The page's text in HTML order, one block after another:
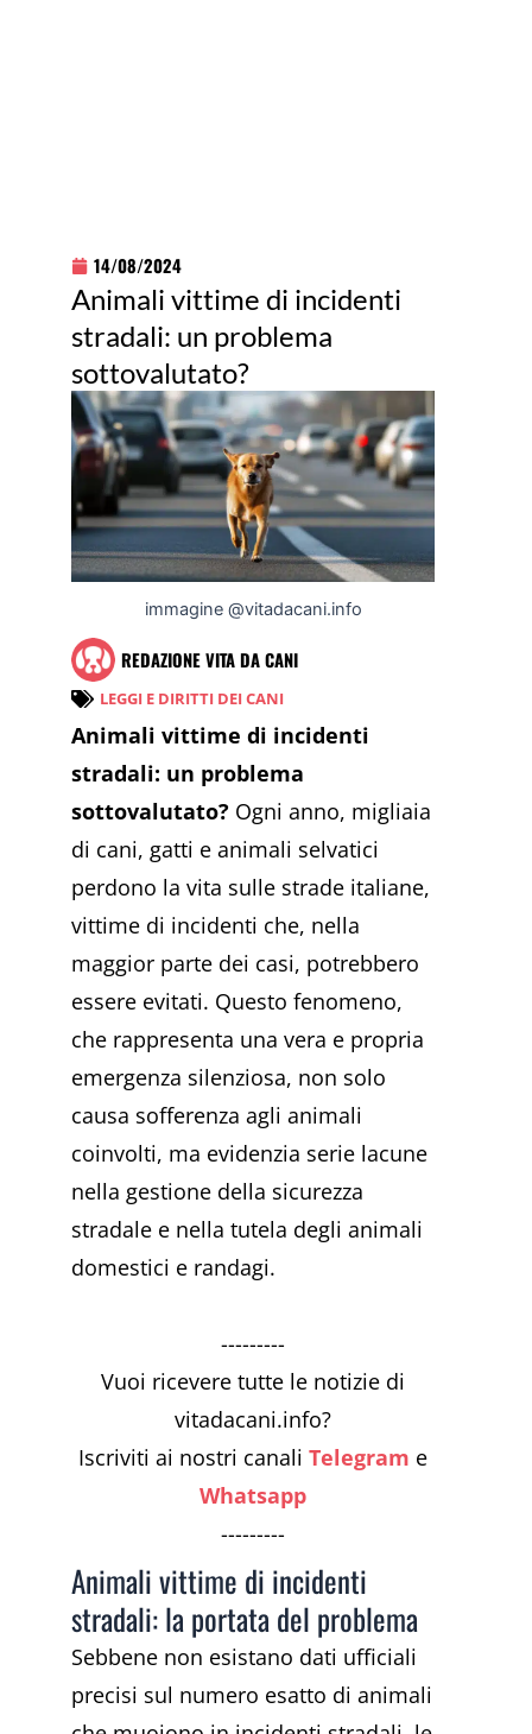
14/08/2024
Animali vittime di incidenti
stradali: un problema
sottovalutato?
immagine @vitadacani.info
REDAZIONE VITA DA CANI
LEGGI E DIRITTI DEI CANI
Animali vittime di incidenti
stradali: un problema
sottovalutato? Ogni anno, migliaia
di cani, gatti e animali selvatici
perdono la vita sulle strade italiane,
vittime di incidenti che, nella
maggior parte dei casi, potrebbero
essere evitati. Questo fenomeno,
che rappresenta una vera e propria
emergenza silenziosa, non solo
causa sofferenza agli animali
coinvolti, ma evidenzia serie lacune
nella gestione della sicurezza
stradale e nella tutela degli animali
domestici e randagi.
---------
Vuoi ricevere tutte le notizie di
vitadacani.info?
Iscriviti ai nostri canali Telegram e
Whatsapp
---------
Animali vittime di incidenti
stradali: la portata del problema
Sebbene non esistano dati ufficiali
precisi sul numero esatto di animali